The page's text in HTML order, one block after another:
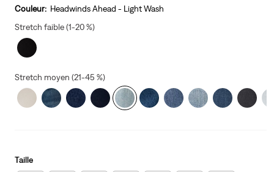
is
Was
Couleur: Headwinds Ahead - Light Wash
Stretch faible (1-20 %)
Stretch moyen (21-45 %)
Taille